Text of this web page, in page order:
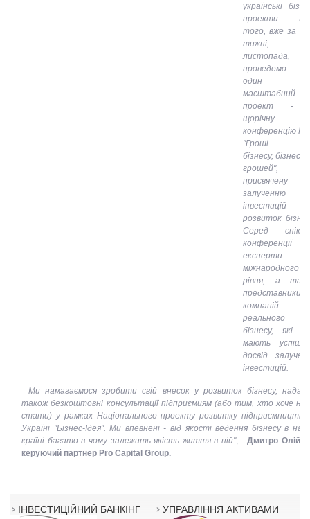
українські
проекти.
того, вже за
тижні,
листопада,
проведемо
один
масштабний
проект -
щорічну
конференцію
"Гроші
бізнесу, бізнес
грошей",
присвячену
залученню
інвестицій
розвиток
Серед
експерти
міжнародного
рівня, а
представники
компаній
реального
бізнесу, які
мають
досвід
інвестицій.
Ми намагаємося зробити свій внесок у розвиток бізнесу,
також безкоштовні консультації підприємцям (або тим, хто хоче
стати) у рамках Національного проекту розвитку
Україні "Бізнес-Ідея". Ми впевнені - від якості ведення бізнесу в
країні багато в чому залежить якість життя в ній", -Дмитро
керуючий партнер Pro Capital Group.
ІНВЕСТИЦІЙНИЙ БАНКІНГ УПРАВЛІННЯ АКТИВАМИ